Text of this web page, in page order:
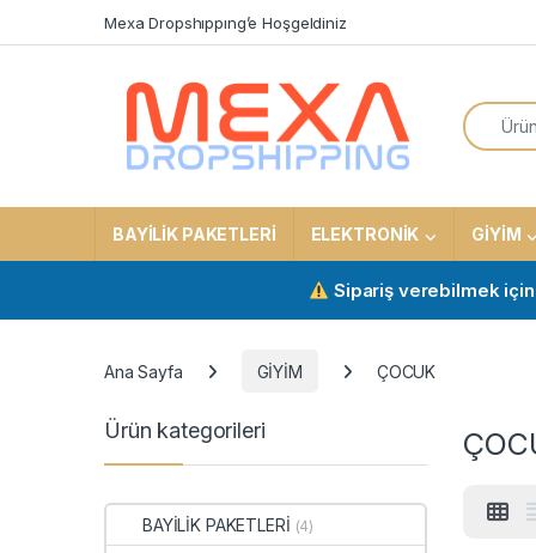
Mexa Dropshıppıng’e Hoşgeldiniz
Search
BAYİLİK PAKETLERİ ELEKTRONİK GİYİM
Sipariş verebilmek için aktif
Ana Sayfa GİYİM ÇOCUK
Ürün kategorileri
BAYİLİK PAKETLERİ (4)